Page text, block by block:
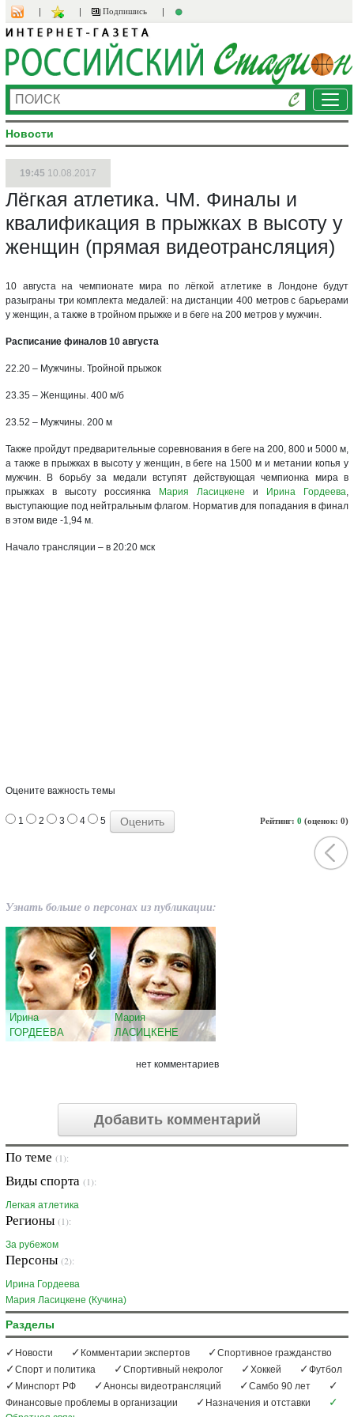
Подпишись
Новости
19:45 10.08.2017
Лёгкая атлетика. ЧМ. Финалы и
квалификация в прыжках в высоту у
женщин (прямая видеотрансляция)
10 августа на чемпионате мира по лёгкой атлетике в Лондоне будут
разыграны три комплекта медалей: на дистанции 400 метров с барьерами
у женщин, а также в тройном прыжке и в беге на 200 метров у мужчин.
Расписание финалов 10 августа
22.20 – Мужчины. Тройной прыжок
23.35 – Женщины. 400 м/б
23.52 – Мужчины. 200 м
Также пройдут предварительные соревнования в беге на 200, 800 и 5000 м,
а также в прыжках в высоту у женщин, в беге на 1500 м и метании копья у
мужчин. В борьбу за медали вступят действующая чемпионка мира в
прыжках в высоту россиянка
Мария Ласицкене и Ирина Гордеева,
выступающие под нейтральным флагом. Норматив для попадания в финал
в этом виде -1,94 м.
Начало трансляции – в 20:20 мск
Оцените важность темы
Рейтинг: 0 (оценок: 0)
1 2 3 4 5
Узнать больше о персонах из публикации:
Ирина
ГОРДЕЕВА
Мария
ЛАСИЦКЕНЕ
нет комментариев
Добавить комментарий
По теме (1):
Виды спорта (1):
Легкая атлетика
Регионы (1):
За рубежом
Персоны (2):
Ирина Гордеева
Мария Ласицкене (Кучина)
Разделы
Новости Комментарии экспертов
Спортивное гражданство
Спорт и политика
Спортивный некролог Хоккей
Футбол
Минспорт РФ
Анонсы видеотрансляций
Самбо 90 лет
Финансовые проблемы в организации
Назначения и отставки